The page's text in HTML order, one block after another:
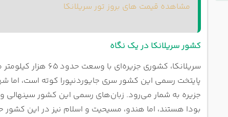
از کدام شهرهای سریلانکا دیدن کنیم؟
سوغاتی سریلانکا چیست؟
خرید سیم‌کارت در سریلانکا
رفت‌و‌آمد در سریلانکا
هزینه سفر به سریلانکا
خرید تور سریلانکا از آذین گشت
مشاهده قیمت های بروز تور سریلانکا
کشور سریلانکا در یک نگاه
پایتخت رسمی این کشور سری جایوردنپورا کوته است، اما
جزیره به شمار می‌رود. زبان‌های رسمی این کشور سینهالی
بودا هستند، اما هندو، مسیحیت و اسلام نیز در این